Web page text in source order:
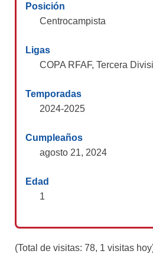
Posición
Centrocampista
Ligas
COPA RFAF, Tercera
Temporadas
2024-2025
Cumpleaños
agosto 21, 2024
Edad
1
(Total de visitas: 78, 1 visitas